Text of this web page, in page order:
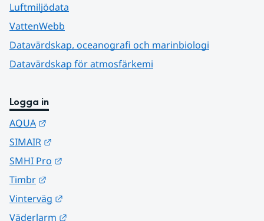
Luftmiljödata
VattenWebb
Datavärdskap, oceanografi och marinbiologi
Datavärdskap för atmosfärkemi
Logga in
AQUA
SIMAIR
SMHI Pro
Timbr
Vinterväg
Väderlarm